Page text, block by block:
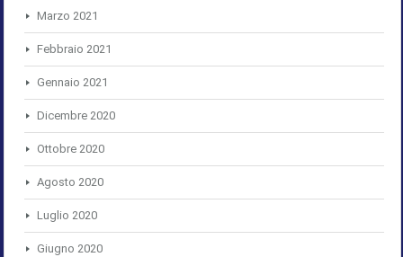
Marzo 2021
Febbraio 2021
Gennaio 2021
Dicembre 2020
Ottobre 2020
Agosto 2020
Luglio 2020
Giugno 2020